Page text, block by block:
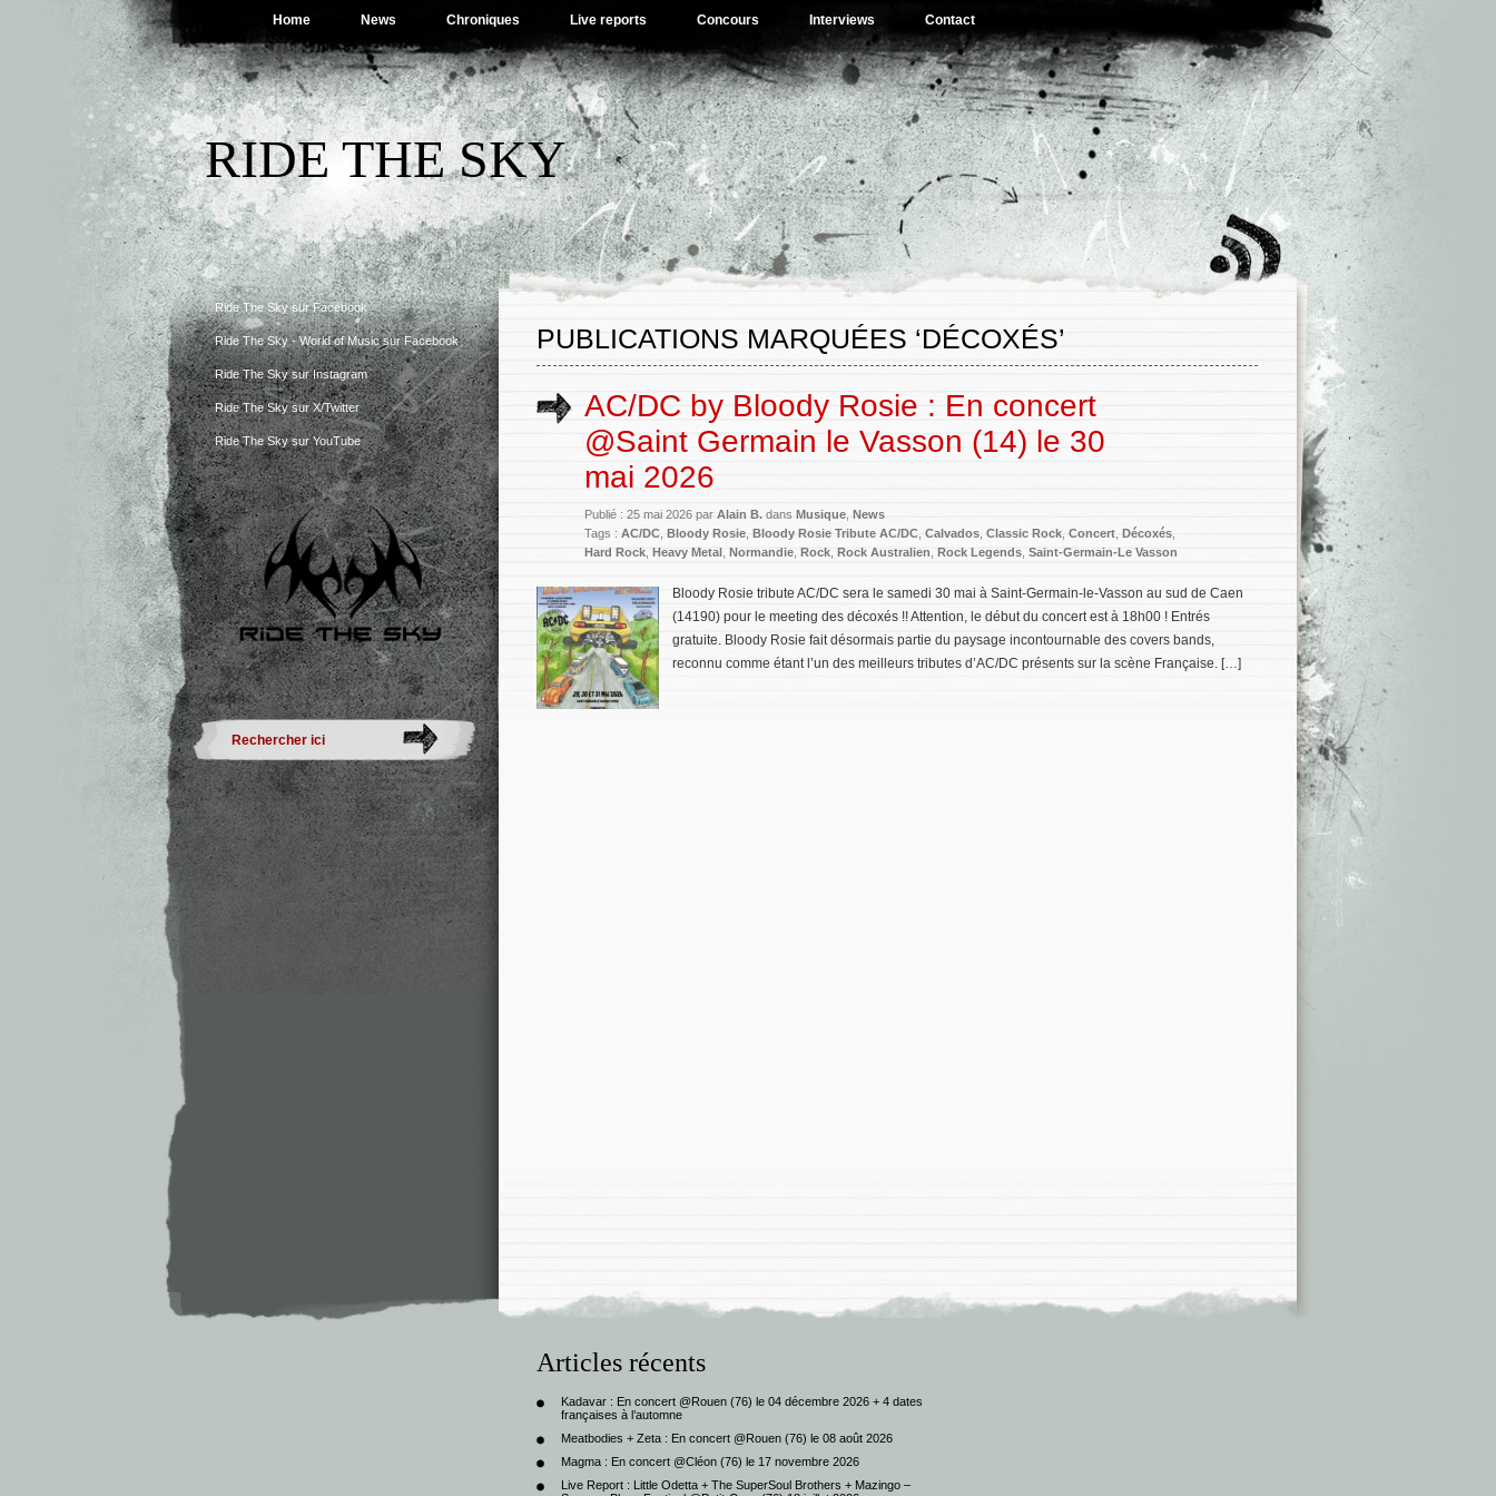
Home News Chroniques Live reports Concours Interviews Contact
RIDE THE SKY
Ride The Sky sur Facebook
Ride The Sky - World of Music sur Facebook
Ride The Sky sur Instagram
Ride The Sky sur X/Twitter
Ride The Sky sur YouTube
PUBLICATIONS MARQUÉES ‘DÉCOXÉS’
AC/DC by Bloody Rosie : En concert
@Saint Germain le Vasson (14) le 30
mai 2026
Publié : 25 mai 2026 par Alain B. dans Musique News
Tags : AC/DC Bloody Rosie Bloody Rosie Tribute AC/DC Calvados Classic Rock Concert Décoxés
Hard Rock Heavy Metal Normandie Rock Rock Australien Rock Legends Saint-Germain-Le Vasson
Bloody Rosie tribute AC/DC sera le samedi 30 mai à Saint-Germain-le-Vasson au sud de Caen
(14190) pour le meeting des décoxés !! Attention, le début du concert est à 18h00 ! Entrés
gratuite. Bloody Rosie fait désormais partie du paysage incontournable des covers bands,
reconnu comme étant l’un des meilleurs tributes d’AC/DC présents sur la scène Française. […]
Articles récents
Kadavar : En concert @Rouen (76) le 04 décembre 2026 + 4 dates
françaises à l’automne
Meatbodies + Zeta : En concert @Rouen (76) le 08 août 2026
Magma : En concert @Cléon (76) le 17 novembre 2026
Live Report : Little Odetta + The SuperSoul Brothers + Mazingo –